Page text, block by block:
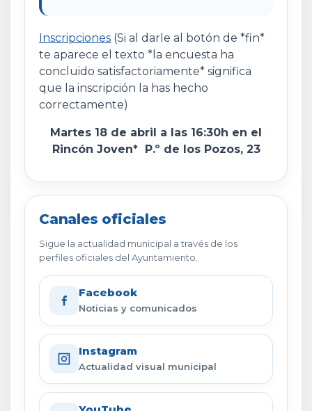
Inscripciones (Si al darle al botón de *fin*
te aparece el texto *la encuesta ha
concluido satisfactoriamente* significa
que la inscripción la has hecho
correctamente)
Martes 18 de abril a las 16:30h en el
Rincón Joven* P.º de los Pozos, 23
Canales oficiales
Sigue la actualidad municipal a través de los
perfiles oficiales del Ayuntamiento.
Facebook
Noticias y comunicados
Instagram
Actualidad visual municipal